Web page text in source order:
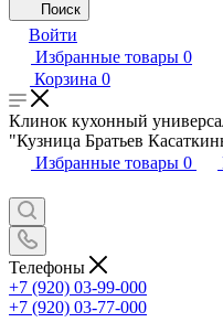
Поиск
Войти
Избранные товары 0
Корзина 0
Клинок кухонный
"Кузница Братьев
Избранные товары 0
Телефоны
+7 (920) 03-99-000
+7 (920) 03-77-000